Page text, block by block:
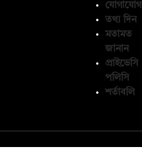
যোগাযোগ
তথ্য দিন
মতামত
জানান
প্রাইভেসি
পলিসি
শর্তাবলি
ডেইলি ক্যাম্পাস লিমিটেড